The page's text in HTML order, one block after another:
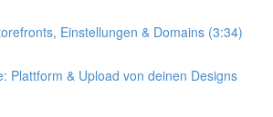
Einstellungen & Domains (3:34)
Plattform & Upload von deinen Designs